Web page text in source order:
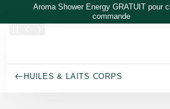
Allez au contenu principal
Aroma Shower Energy GRATUIT pour
commande
HUILES & LAITS CORPS